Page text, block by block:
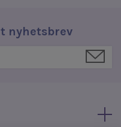
nyhetsbrev